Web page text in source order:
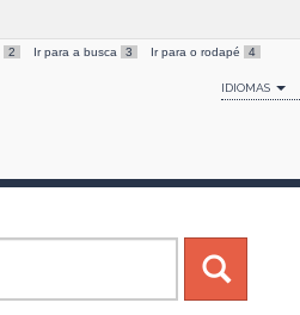
2 Ir para a busca 3 Ir para o rodapé 4
IDIOMAS